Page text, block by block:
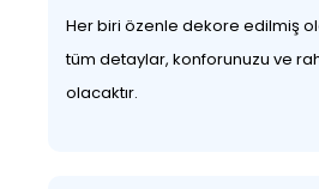
Her biri özenle dekore edilmiş
tüm detaylar, konforunuzu ve
olacaktır.